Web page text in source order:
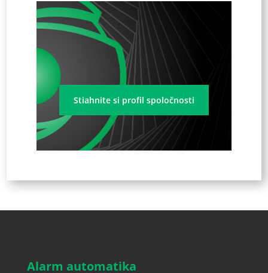
Stiahnite si profil spoločnosti
Alarm automatika